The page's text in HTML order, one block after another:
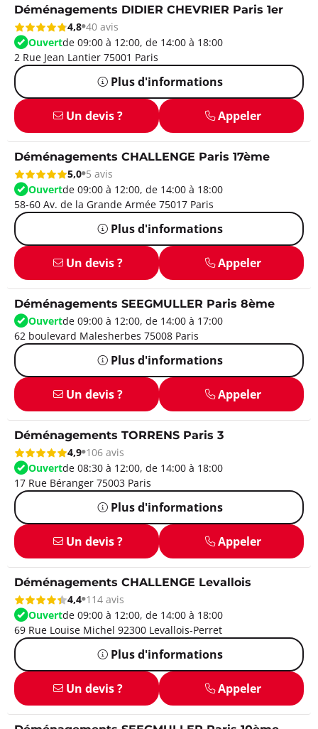
Déménagements DIDIER CHEVRIER Paris 1er
4,8 40 avis
Ouvertde 09:00 à 12:00, de 14:00 à 18:00
2 Rue Jean Lantier 75001 Paris
Plus d'informations
Un devis ? Appeler
Déménagements CHALLENGE Paris 17ème
5,0 5 avis
Ouvertde 09:00 à 12:00, de 14:00 à 18:00
58-60 Av. de la Grande Armée 75017 Paris
Plus d'informations
Un devis ? Appeler
Déménagements SEEGMULLER Paris 8ème
Ouvertde 09:00 à 12:00, de 14:00 à 17:00
62 boulevard Malesherbes 75008 Paris
Plus d'informations
Un devis ? Appeler
Déménagements TORRENS Paris 3
4,9 106 avis
Ouvertde 08:30 à 12:00, de 14:00 à 18:00
17 Rue Béranger 75003 Paris
Plus d'informations
Un devis ? Appeler
Déménagements CHALLENGE Levallois
4,4 114 avis
Ouvertde 09:00 à 12:00, de 14:00 à 18:00
69 Rue Louise Michel 92300 Levallois-Perret
Plus d'informations
Un devis ? Appeler